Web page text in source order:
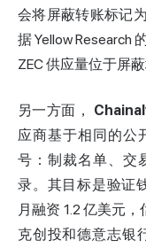
会将屏蔽转账标记
据 Yellow Research
ZEC 供应量位于屏
另一方面，
应商基于相同的公
号：制裁名单、交
录。其目标是验证
月融资 1.2 亿美元
克创投和德意志银